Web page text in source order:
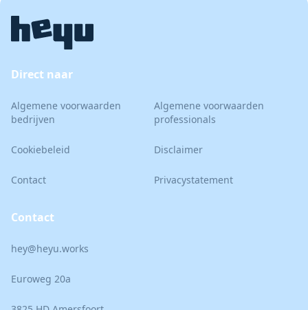
Direct naar
Algemene voorwaarden
bedrijven
Algemene voorwaarden
professionals
Cookiebeleid Disclaimer
Contact Privacystatement
Contact
hey@heyu.works
Euroweg 20a